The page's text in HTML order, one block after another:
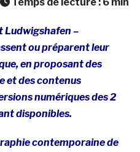
Ludwigshafen –
ou préparent leur
en proposant des
et des contenus
numériques des 2
disponibles.
contemporaine de